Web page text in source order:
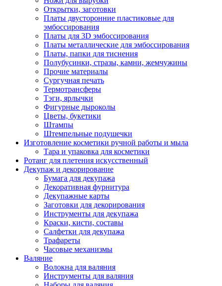
Открытки, заготовки
Платы двусторонние пластиковые для
эмбоссирования
Платы для 3D эмбоссирования
Платы металлические для эмбоссирования
Платы, папки для тиснения
Полубусинки, стразы, камни, жемчужины
Прочие материалы
Сургучная печать
Термотрансферы
Тэги, ярлычки
Фигурные дыроколы
Цветы, букетики
Штампы
Штемпельные подушечки
Изготовление косметики ручной работы и мыла
Тара и упаковка для косметики
Ротанг для плетения искусственный
Декупаж и декорирование
Бумага для декупажа
Декоративная фурнитура
Декупажные карты
Заготовки для декорирования
Инструменты для декупажа
Краски, кисти, составы
Салфетки для декупажа
Трафареты
Часовые механизмы
Валяние
Волокна для валяния
Инструменты для валяния